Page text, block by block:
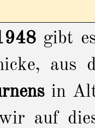
gibt
aus
in
auf